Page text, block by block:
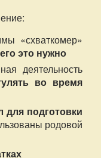
«схваткомер»
это нужно
деятельность
во время
подготовки
родовой